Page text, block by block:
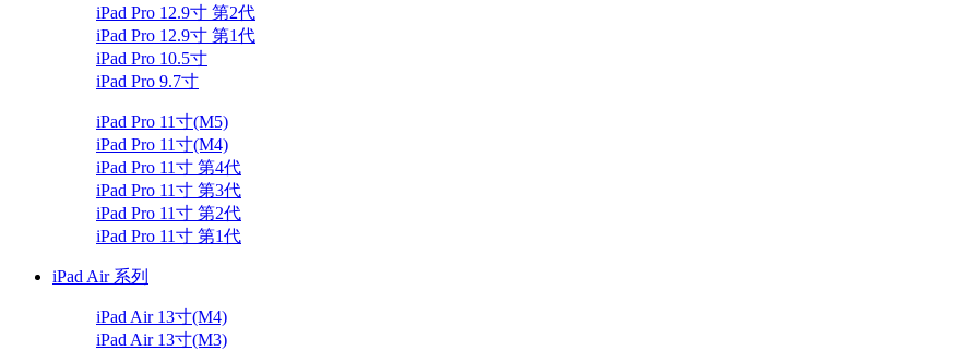
iPad Pro 12.9寸 第2代
iPad Pro 12.9寸 第1代
iPad Pro 10.5寸
iPad Pro 9.7寸
iPad Pro 11寸(M5)
iPad Pro 11寸(M4)
iPad Pro 11寸 第4代
iPad Pro 11寸 第3代
iPad Pro 11寸 第2代
iPad Pro 11寸 第1代
iPad Air 系列
iPad Air 13寸(M4)
iPad Air 13寸(M3)